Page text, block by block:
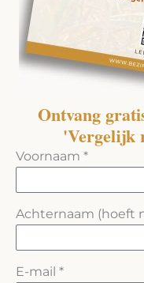
Ontvang
'Vergelijk
Voornaam *
Achternaam (hoeft
E-mail *